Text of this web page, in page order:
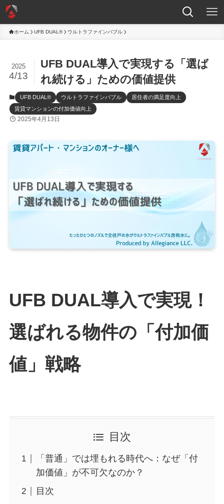
ホーム UFB DUAL® ウルトラファインバブル
UFB DUAL導入で実現する「選ば
れ続ける」ための価値提供
2025
4/13
UFB DUAL® ウルトラファインバブル
居住者の満足度向上
賃貸マンションの付加価値向上
2025年4月13日
UFB DUAL導入で実現！
選ばれる物件の「付加価
値」戦略
目次
「普通」では埋もれる時代へ：なぜ「付
加価値」が不可欠なのか？
目次